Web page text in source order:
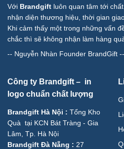
Với Brandgift luôn quan tâm tới
nhận diện thương hiệu, thời gian giao
Khi cảm thấy một trong những vấn
chắc thì sẽ không nhận làm hàng
-- Nguyễn Nhàn Founder BrandGift --
Công ty Brandgift – in
logo chuẩn chất lượng
Brandgift Hà Nội : Tổng Kho
Quà tại KCN Bát Tràng - Gia
Lâm, Tp. Hà Nội
Brandgift Đà Nẵng : 27